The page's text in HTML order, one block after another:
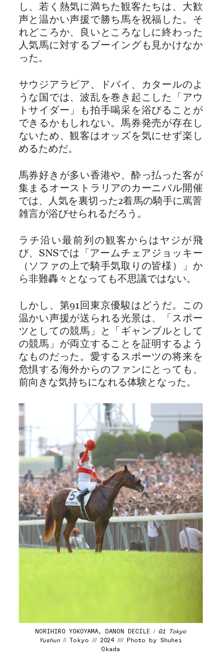
し、若く熱気に満ちた観客たちは、大歓
声と温かい声援で勝ち馬を祝福した。そ
れどころか、良いところなしに終わった
人気馬に対するブーイングも見かけなか
った。
サウジアラビア、ドバイ、カタールのよ
うな国では、波乱を巻き起こした「アウ
トサイダー」も拍手喝采を浴びることが
できるかもしれない。馬券発売が存在し
ないため、観客はオッズを気にせず楽し
めるためだ。
馬券好きが多い香港や、酔っ払った客が
集まるオーストラリアのカーニバル開催
では、人気を裏切った2着馬の騎手に罵詈
雑言が浴びせられるだろう。
ラチ沿い最前列の観客からはヤジが飛
び、SNSでは「アームチェアジョッキー
（ソファの上で騎手気取りの皆様）」か
ら非難轟々となっても不思議ではない。
しかし、第91回東京優駿はどうだ。この
温かい声援が送られる光景は、「スポー
ツとしての競馬」と「ギャンブルとして
の競馬」が両立することを証明するよう
なものだった。愛するスポーツの将来を
危惧する海外からのファンにとっても、
前向きな気持ちになれる体験となった。
NORIHIRO YOKOYAMA, DANON DECILE / G1 Tokyo
Yushun// Tokyo /// 2024 //// Photo by Shuhei
Okada